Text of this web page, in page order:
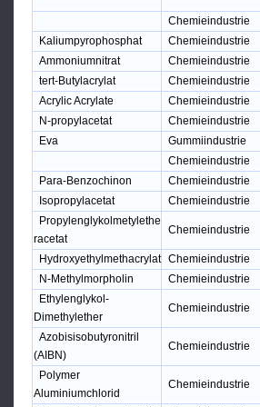
Chemieindustrie
Kaliumpyrophosphat
Chemieindustrie
Ammoniumnitrat
Chemieindustrie
tert-Butylacrylat
Chemieindustrie
Acrylic Acrylate
Chemieindustrie
N-propylacetat
Chemieindustrie
Eva
Gummiindustrie
Chemieindustrie
Para-Benzochinon
Chemieindustrie
Isopropylacetat
Chemieindustrie
Propylenglykolmetylethe
racetat
Chemieindustrie
Hydroxyethylmethacrylat Chemieindustrie
N-Methylmorpholin
Chemieindustrie
Ethylenglykol-
Dimethylether
Chemieindustrie
Azobisisobutyronitril
(AIBN)
Chemieindustrie
Polymer
Aluminiumchlorid
Chemieindustrie